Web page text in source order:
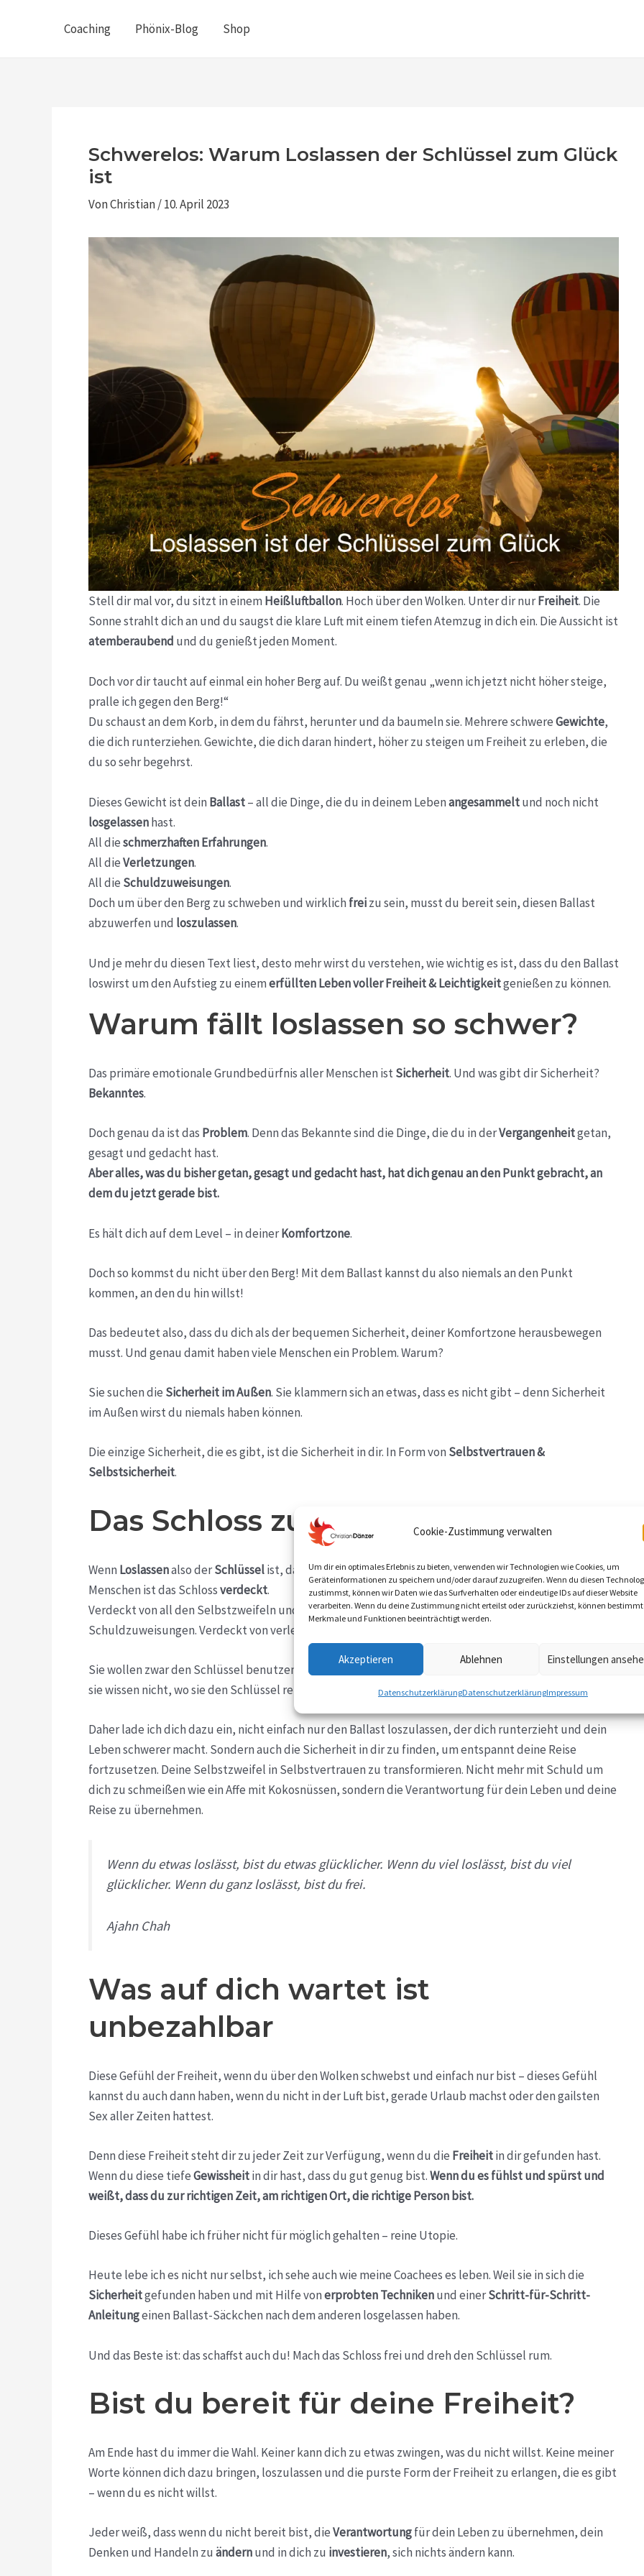
Cookie-Zustimmung verwalten
Um dir ein optimales Erlebnis zu bieten, verwenden wir Technologien wie Cookies, um
Geräteinformationen zu speichern und/oder darauf zuzugreifen. Wenn du diesen
zustimmst, können wir Daten wie das Surfverhalten oder eindeutige IDs auf dieser Website
verarbeiten. Wenn du deine Zustimmung nicht erteilst oder zurückziehst, können
Merkmale und Funktionen beeinträchtigt werden.
Akzeptieren Ablehnen Einstellungen
DatenschutzerklärungDatenschutzerklärungImpressum
Coaching Phönix-Blog Shop
Schwerelos: Warum Loslassen der Schlüssel zum Glück
ist
VonChristian/10. April 2023
Stell dir mal vor, du sitzt in einem Heißluftballon. Hoch über den Wolken. Unter dir nurFreiheit. Die
Sonne strahlt dich an und du saugst die klare Luft mit einem tiefen Atemzug in dich ein. Die Aussicht ist
atemberaubend und du genießt jeden Moment.
Doch vor dir taucht auf einmal ein hoher Berg auf. Du weißt genau „wenn ich jetzt nicht höher steige,
pralle ich gegen den Berg!“
Du schaust an dem Korb, in dem du fährst, herunter und da baumeln sie. Mehrere schwereGewichte,
die dich runterziehen. Gewichte, die dich daran hindert, höher zu steigen um Freiheit zu erleben, die
du so sehr begehrst.
Dieses Gewicht ist dein Ballast– all die Dinge, die du in deinem Lebenangesammeltund noch nicht
losgelassenhast.
All dieschmerzhaften Erfahrungen.
All dieVerletzungen.
All die Schuldzuweisungen.
Doch um über den Berg zu schweben und wirklich freizu sein, musst du bereit sein, diesen Ballast
abzuwerfen und loszulassen.
Und je mehr du diesen Text liest, desto mehr wirst du verstehen, wie wichtig es ist, dass du den Ballast
loswirst um den Aufstieg zu einemerfüllten Leben voller Freiheit & Leichtigkeitgenießen zu können.
Warum fällt loslassen so schwer?
Das primäre emotionale Grundbedürfnis aller Menschen istSicherheit. Und was gibt dir Sicherheit?
Bekanntes.
Doch genau da ist das Problem. Denn das Bekannte sind die Dinge, die du in derVergangenheitgetan,
gesagt und gedacht hast.
Aber alles, was du bisher getan, gesagt und gedacht hast, hat dich genau an den Punkt gebracht, an
dem du jetzt gerade bist.
Es hält dich auf dem Level – in deinerKomfortzone.
Doch so kommst du nicht über den Berg! Mit dem Ballast kannst du also niemals an den Punkt
kommen, an den du hin willst!
Das bedeutet also, dass du dich als der bequemen Sicherheit, deiner Komfortzone herausbewegen
musst. Und genau damit haben viele Menschen ein Problem. Warum?
Sie suchen die Sicherheit im Außen. Sie klammern sich an etwas, dass es nicht gibt – denn Sicherheit
im Außen wirst du niemals haben können.
Die einzige Sicherheit, die es gibt, ist die Sicherheit in dir. In Form von Selbstvertrauen &
Selbstsicherheit.
Das Schloss zum Schlüssel
Wenn Loslassenalso derSchlüsselist, dann ist dieSelbstsicherheitdasSchloss. Doch bei den meisten
Menschen ist das Schlossverdeckt.
Verdeckt von all den Selbstzweifeln und der Unsicherheit. Von all den Sorgen und
Schuldzuweisungen. Verdeckt von verletzenden Worten und prägenden Erfahrungen.
Sie wollen zwar den Schlüssel benutzen, weil sie verstanden haben wie wichtig das Loslassen ist. Doch
sie wissen nicht, wo sie den Schlüssel reinstecken können. Sie sehen das Schloss nicht.
Daher lade ich dich dazu ein, nicht einfach nur den Ballast loszulassen, der dich runterzieht und dein
Leben schwerer macht. Sondern auch die Sicherheit in dir zu finden, um entspannt deine Reise
fortzusetzen. Deine Selbstzweifel in Selbstvertrauen zu transformieren. Nicht mehr mit Schuld um
dich zu schmeißen wie ein Affe mit Kokosnüssen, sondern die Verantwortung für dein Leben und deine
Reise zu übernehmen.
Wenn du etwas loslässt, bist du etwas glücklicher. Wenn du viel loslässt, bist du viel
glücklicher. Wenn du ganz loslässt, bist du frei.
Ajahn Chah
Was auf dich wartet ist
unbezahlbar
Diese Gefühl der Freiheit, wenn du über den Wolken schwebst und einfach nur bist – dieses Gefühl
kannst du auch dann haben, wenn du nicht in der Luft bist, gerade Urlaub machst oder den gailsten
Sex aller Zeiten hattest.
Denn diese Freiheit steht dir zu jeder Zeit zur Verfügung, wenn du die Freiheitin dir gefunden hast.
Wenn du diese tiefeGewissheitin dir hast, dass du gut genug bist.Wenn du es fühlst und spürst und
weißt, dass du zur richtigen Zeit, am richtigen Ort, die richtige Person bist.
Dieses Gefühl habe ich früher nicht für möglich gehalten – reine Utopie.
Heute lebe ich es nicht nur selbst, ich sehe auch wie meine Coachees es leben. Weil sie in sich die
Sicherheitgefunden haben und mit Hilfe vonerprobten Technikenund einerSchritt-für-Schritt-
Anleitungeinen Ballast-Säckchen nach dem anderen losgelassen haben.
Und das Beste ist: das schaffst auch du! Mach das Schloss frei und dreh den Schlüssel rum.
Bist du bereit für deine Freiheit?
Am Ende hast du immer die Wahl. Keiner kann dich zu etwas zwingen, was du nicht willst. Keine meiner
Worte können dich dazu bringen, loszulassen und die purste Form der Freiheit zu erlangen, die es gibt
– wenn du es nicht willst.
Jeder weiß, dass wenn du nicht bereit bist, dieVerantwortungfür dein Leben zu übernehmen, dein
Denken und Handeln zu ändernund in dich zu investieren, sich nichts ändern kann.
navigation